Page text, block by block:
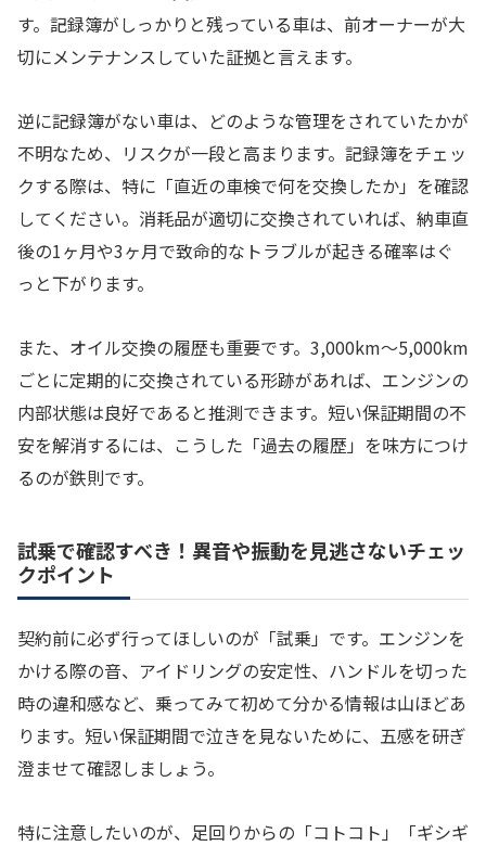
す。記録簿がしっかりと残っている車は、前オーナーが大
切にメンテナンスしていた証拠と言えます。
逆に記録簿がない車は、どのような管理をされていたかが
不明なため、リスクが一段と高まります。記録簿をチェッ
クする際は、特に「直近の車検で何を交換したか」を確認
してください。消耗品が適切に交換されていれば、納車直
後の1ヶ月や3ヶ月で致命的なトラブルが起きる確率はぐ
っと下がります。
また、オイル交換の履歴も重要です。3,000km〜5,000km
ごとに定期的に交換されている形跡があれば、エンジンの
内部状態は良好であると推測できます。短い保証期間の不
安を解消するには、こうした「過去の履歴」を味方につけ
るのが鉄則です。
試乗で確認すべき！異音や振動を見逃さないチェッ
クポイント
契約前に必ず行ってほしいのが「試乗」です。エンジンを
かける際の音、アイドリングの安定性、ハンドルを切った
時の違和感など、乗ってみて初めて分かる情報は山ほどあ
ります。短い保証期間で泣きを見ないために、五感を研ぎ
澄ませて確認しましょう。
特に注意したいのが、足回りからの「コトコト」「ギシギ